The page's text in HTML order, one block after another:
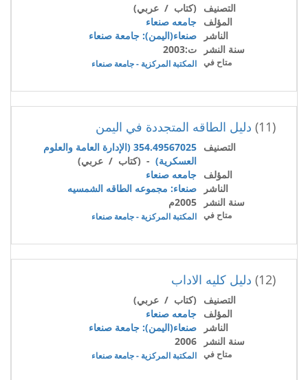
التصنيف
(كتاب / عربي)
المؤلف جامعه صنعاء
الناشر
صنعاء(اليمن): جامعة صنعاء
سنة النشر
ت:2003
متاح في المكتبة المركزية - جامعة صنعاء
(11) دليل الطاقه المتجددة في اليمن
التصنيف
354.49567025 (الإدارة العامة والعلوم
العسكرية) - (كتاب / عربي)
المؤلف جامعه صنعاء
الناشر
صنعاء: مجموعه الطاقه الشمسيه
سنة النشر
2005م
متاح في المكتبة المركزية - جامعة صنعاء
(12) دليل كليه الاداب
التصنيف
(كتاب / عربي)
المؤلف جامعه صنعاء
الناشر
صنعاء(اليمن): جامعة صنعاء
سنة النشر
2006
متاح في المكتبة المركزية - جامعة صنعاء